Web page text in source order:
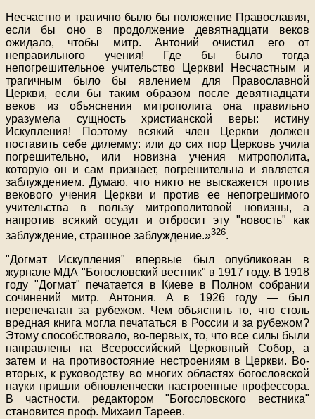
Несчастно и трагично было бы положение Православия,
если бы оно в продолжение девятнадцати веков
ожидало, чтобы митр. Антоний очистил его от
неправильного учения! Где бы было тогда
непогрешительное учительство Церкви! Несчастным и
трагичным было бы явлением для Православной
Церкви, если бы таким образом после девятнадцати
веков из объяснения митрополита она правильно
уразумела сущность христианской веры: истину
Искупления! Поэтому всякий член Церкви должен
поставить себе дилемму: или до сих пор Церковь учила
погрешительно, или новизна учения митрополита,
которую он и сам признает, погрешительна и является
заблуждением. Думаю, что никто не выскажется против
векового учения Церкви и против ее непогрешимого
учительства в пользу митрополитовой новизны, а
напротив всякий осудит и отбросит эту "новость" как
заблуждение, страшное заблуждение.»326.
"Догмат Искупления" впервые был опубликован в
журнале МДА "Богословский вестник" в 1917 году. В 1918
году "Догмат" печатается в Киеве в Полном собрании
сочинений митр. Антония. А в 1926 году — был
перепечатан за рубежом. Чем объяснить то, что столь
вредная книга могла печататься в России и за рубежом?
Этому способствовало, во-первых, то, что все силы были
направлены на Всероссийский Церковный Собор, а
затем и на противостояние нестроениям в Церкви. Во-
вторых, к руководству во многих областях богословской
науки пришли обновленчески настроенные профессора.
В частности, редактором "Богословского вестника"
становится проф. Михаил Тареев.